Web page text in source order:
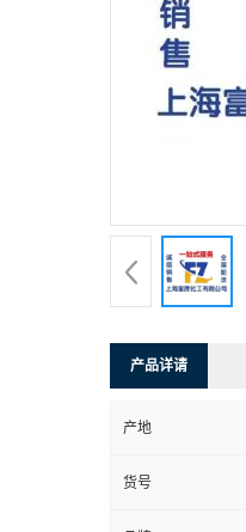
产品详请
产地
货号